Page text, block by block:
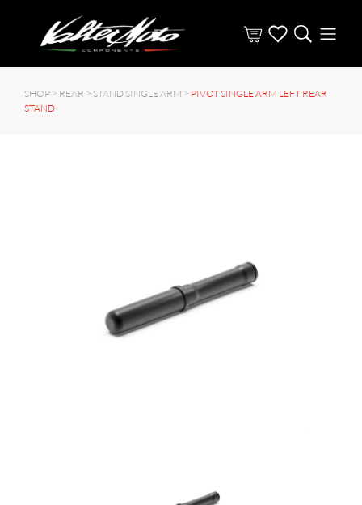
SHOP > REAR > STAND SINGLE ARM > PIVOT SINGLE ARM LEFT REAR
STAND